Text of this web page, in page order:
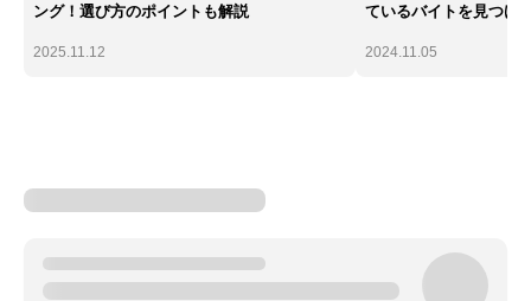
ング！選び方のポイントも解説
2025.11.12
ているバイトを見つけ
2024.11.05